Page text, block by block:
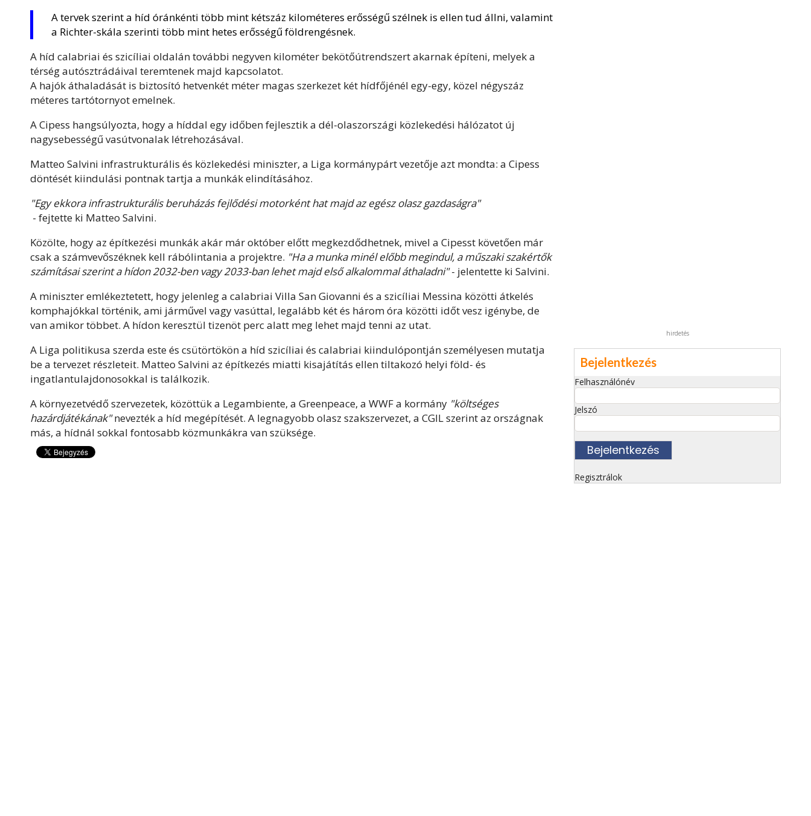
A tervek szerint a híd óránkénti több mint kétszáz kilométeres erősségű szélnek is ellen tud állni, valamint
a Richter-skála szerinti több mint hetes erősségű földrengésnek.
A híd calabriai és szicíliai oldalán további negyven kilométer bekötőútrendszert akarnak építeni, melyek a
térség autósztrádáival teremtenek majd kapcsolatot.
A hajók áthaladását is biztosító hetvenkét méter magas szerkezet két hídfőjénél egy-egy, közel négyszáz
méteres tartótornyot emelnek.
A Cipess hangsúlyozta, hogy a híddal egy időben fejlesztik a dél-olaszországi közlekedési hálózatot új
nagysebességű vasútvonalak létrehozásával.
Matteo Salvini infrastrukturális és közlekedési miniszter, a Liga kormánypárt vezetője azt mondta: a Cipess
döntését kiindulási pontnak tartja a munkák elindításához.
"Egy ekkora infrastrukturális beruházás fejlődési motorként hat majd az egész olasz gazdaságra"
- fejtette ki Matteo Salvini.
Közölte, hogy az építkezési munkák akár már október előtt megkezdődhetnek, mivel a Cipesst követően már
csak a számvevőszéknek kell rábólintania a projektre. "Ha a munka minél előbb megindul, a műszaki szakértők
számításai szerint a hídon 2032-ben vagy 2033-ban lehet majd első alkalommal áthaladni"- jelentette ki Salvini.
A miniszter emlékeztetett, hogy jelenleg a calabriai Villa San Giovanni és a szicíliai Messina közötti átkelés
komphajókkal történik, ami járművel vagy vasúttal, legalább két és három óra közötti időt vesz igénybe, de
van amikor többet. A hídon keresztül tizenöt perc alatt meg lehet majd tenni az utat.
A Liga politikusa szerda este és csütörtökön a híd szicíliai és calabriai kiindulópontján személyesen mutatja
be a tervezet részleteit. Matteo Salvini az építkezés miatti kisajátítás ellen tiltakozó helyi föld- és
ingatlantulajdonosokkal is találkozik.
A környezetvédő szervezetek, közöttük a Legambiente, a Greenpeace, a WWF a kormány "költséges
hazárdjátékának"nevezték a híd megépítését. A legnagyobb olasz szakszervezet, a CGIL szerint az országnak
más, a hídnál sokkal fontosabb közmunkákra van szüksége.
hirdetés
Bejelentkezés
Felhasználónév
Jelszó
Regisztrálok